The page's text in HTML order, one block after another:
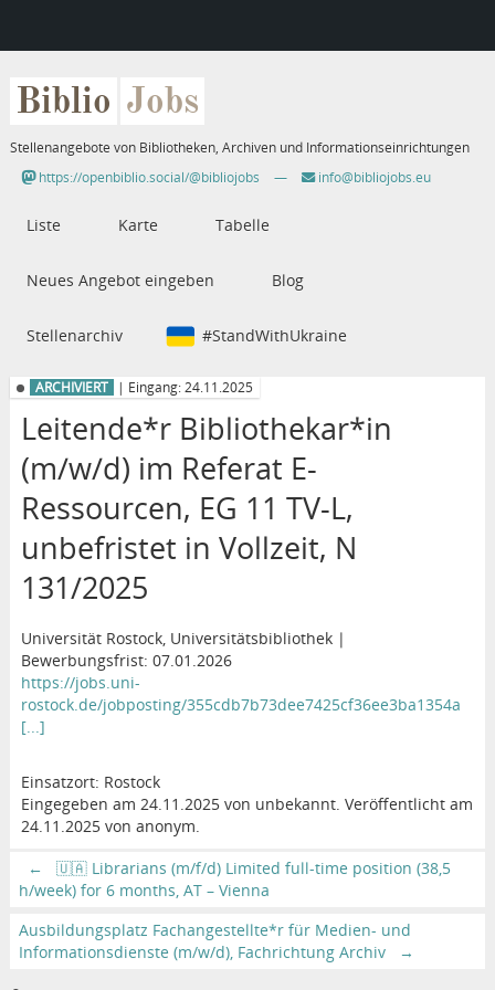
Biblio Jobs
Stellenangebote von Bibliotheken, Archiven und Informationseinrichtungen
https://openbiblio.social/@bibliojobs
— info@bibliojobs.eu
Liste Karte Tabelle
Neues Angebot eingeben Blog
Stellenarchiv #StandWithUkraine
ARCHIVIERT | Eingang: 24.11.2025
Leitende*r Bibliothekar*in
(m/w/d) im Referat E-
Ressourcen, EG 11 TV-L,
unbefristet in Vollzeit, N
131/2025
Universität Rostock, Universitätsbibliothek |
Bewerbungsfrist: 07.01.2026
https://jobs.uni-
rostock.de/jobposting/355cdb7b73dee7425cf36ee3ba1354a
[...]
Einsatzort: Rostock
Eingegeben am 24.11.2025 von unbekannt. Veröffentlicht am
24.11.2025 von anonym.
←
🇺🇦 Librarians (m/f/d) Limited full-time position (38,5
h/week) for 6 months, AT – Vienna
Ausbildungsplatz Fachangestellte*r für Medien- und
Informationsdienste (m/w/d), Fachrichtung Archiv
→